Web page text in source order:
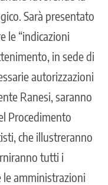
Sarà presentato
le “indicazioni
in sede di
autorizzazioni
Ranesi, saranno
Procedimento
che illustreranno
tutti i
le amministrazioni